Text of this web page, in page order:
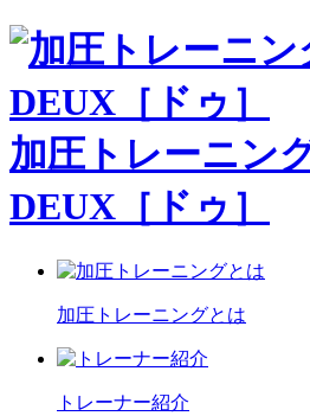
加圧トレーニン
DEUX［ドゥ］
加圧トレーニングとは
トレーナー紹介